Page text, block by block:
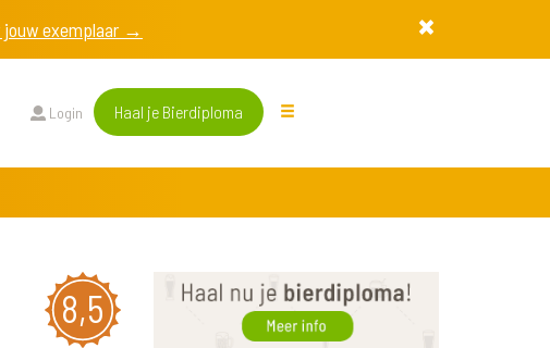
jouw exemplaar →
Login Haal je Bierdiploma
8,5